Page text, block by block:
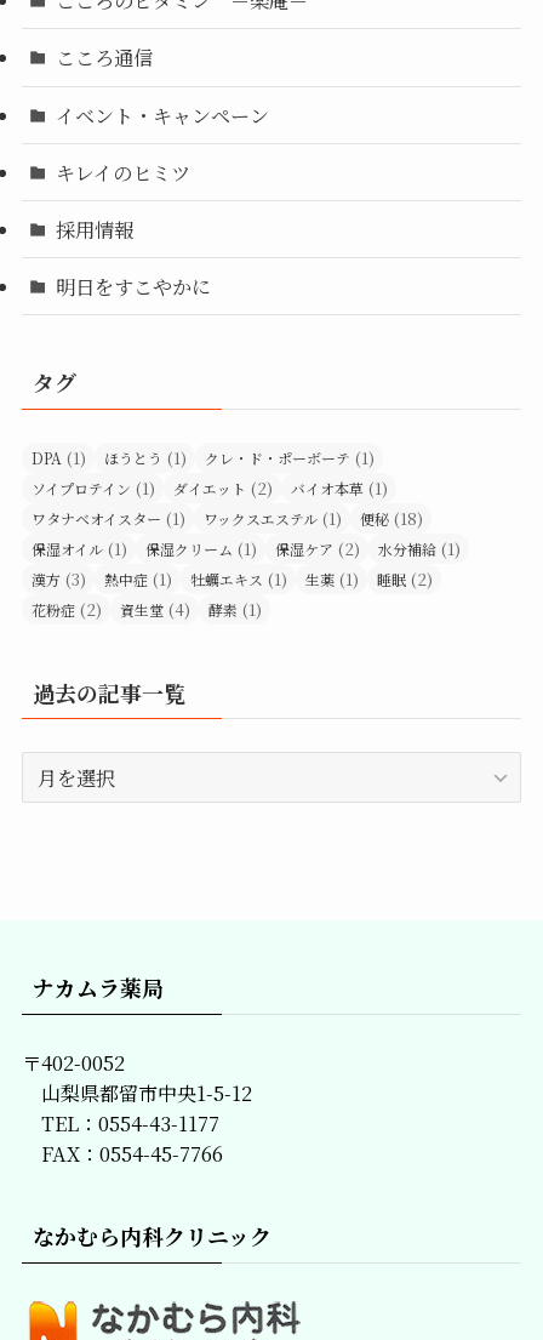
こころ通信
イベント・キャンペーン
キレイのヒミツ
採用情報
明日をすこやかに
タグ
DPA (1) ほうとう (1) クレ・ド・ポーボーテ (1)
ソイプロテイン (1) ダイエット (2) バイオ本草 (1)
ワタナベオイスター (1) ワックスエステル (1) 便秘 (18)
保湿オイル (1) 保湿クリーム (1) 保湿ケア (2) 水分補給 (1)
漢方 (3) 熱中症 (1) 牡蠣エキス (1) 生薬 (1) 睡眠 (2)
花粉症 (2) 資生堂 (4) 酵素 (1)
過去の記事一覧
去
ナカムラ薬局
〒402-0052
山梨県都留市中央1-5-12
TEL：0554-43-1177
FAX：0554-45-7766
なかむら内科クリニック